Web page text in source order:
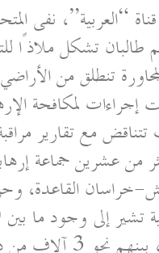
“العربية”، نفى
تشكل ملاذًا
تنطلق من الأراضي
لمكافحة
مع تقارير
من عشرين جماعة
خراسان القاعدة،